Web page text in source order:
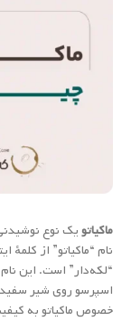
ماکیاتویک نوع
“لکه‌دار” است. این
اسپرسو روی شیر
خصوص ماکیاتو به